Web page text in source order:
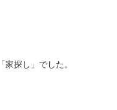
探し」でした。